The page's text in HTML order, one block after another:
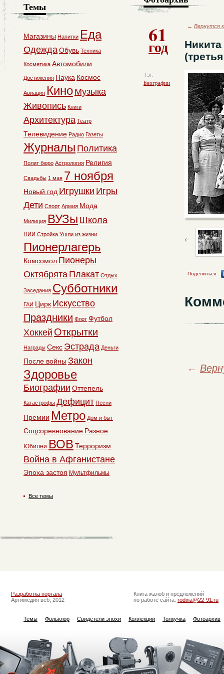
61
год
Тэг:
Биографии
← Вернутся
Поделиться
←
Темы
Магазины Напитки Еда
ОдеждаОбувь Техника
Косметика Автомобили
Достижения Наука Космос
Авиация Кино Музыка
Живопись Книги
Архитектура Театр
Телевидение Радио Газеты
Журналы Политика
Полит бюро Астрология Религия
Свадьбы 1 мая 7 ноября
Новый год Игрушки Игры
Дети Спорт Армия Мода
Милиция ВУЗы Школа
НИИ Стройка Ушли из жизни
Пионерлагерь
Комсомол Пионеры
Октябрята Плакат Отдых
Заседания Субботники
ГАИ Цирк Искусство
Праздники Флот Футбол
Хоккей Открытки
Награды Секс Эстрада Деньги
После войны Закон
Здоровье
Биографии Оттепель
Катастрофы Дефицит Песни
Премии Метро Дом и быт
Соцсоревнование Разное
Юбилеи ВОВ Терроризм
Война в Афганистане
Эпоха застоя Мультфильмы
Все темы
Разработка портала
Артимедия веб, 2012
Книга жалоб и предложений
по работе сайта: rodina@22-91.ru
Темы Фольклор Свидетели эпохи Коллекции Толкучка Фотоархив